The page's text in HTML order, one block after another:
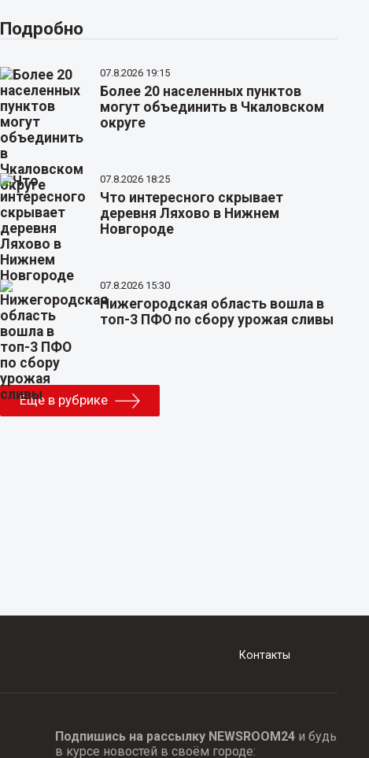
Подробно
07.8.2026 19:15
Более 20 населенных пунктов
могут объединить в Чкаловском
округе
07.8.2026 18:25
Что интересного скрывает
деревня Ляхово в Нижнем
Новгороде
07.8.2026 15:30
Нижегородская область вошла в
топ-3 ПФО по сбору урожая сливы
Еще в рубрике
Контакты
Подпишись на рассылку NEWSROOM24и будь
в курсе новостей в своём городе: